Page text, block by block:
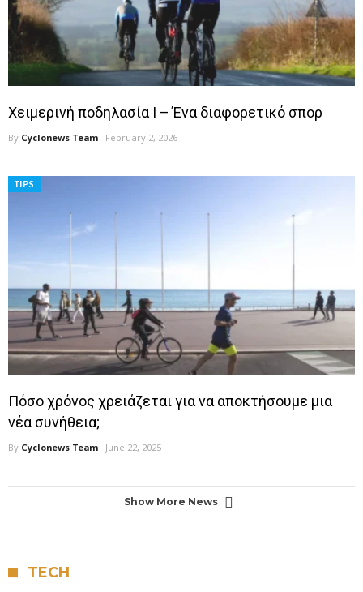
Χειμερινή ποδηλασία Ι – Ένα διαφορετικό σπορ
By Cyclonews Team February 2, 2026
TIPS
Πόσο χρόνος χρειάζεται για να αποκτήσουμε μια
νέα συνήθεια;
By Cyclonews Team June 22, 2025
Show More News
TECH